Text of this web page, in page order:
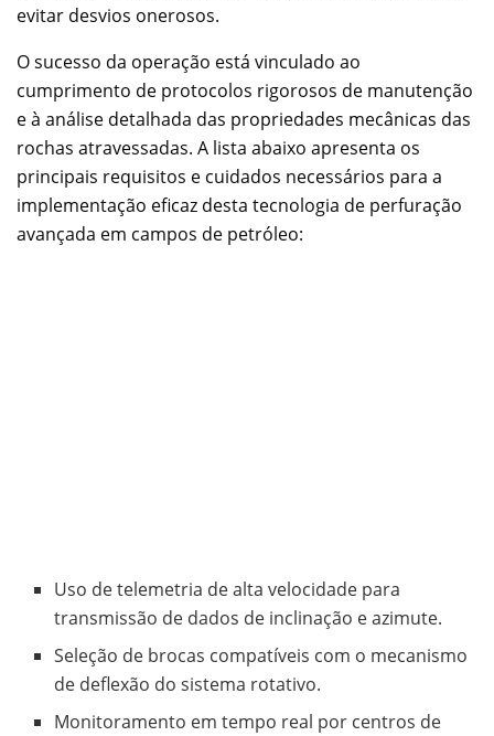
evitar desvios onerosos.
O sucesso da operação está vinculado ao
cumprimento de protocolos rigorosos de manutenção
e à análise detalhada das propriedades mecânicas das
rochas atravessadas. A lista abaixo apresenta os
principais requisitos e cuidados necessários para a
implementação eficaz desta tecnologia de perfuração
avançada em campos de petróleo:
Uso de telemetria de alta velocidade para
transmissão de dados de inclinação e azimute.
Seleção de brocas compatíveis com o mecanismo
de deflexão do sistema rotativo.
Monitoramento em tempo real por centros de